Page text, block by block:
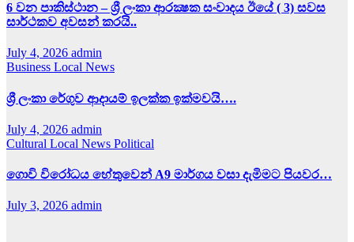
6 වන පාකිස්ථාන – ශ්‍රී ලංකා ආරක්‍ෂක සංවාදය ඊයේ ( 3) සවස
සාර්ථකව අවසන් කරයි..
July 4, 2026 admin
Business Local News
ශ්‍රී ලංකා රේගුව ආදායම් ඉලක්ක ඉක්මවයි….
July 4, 2026 admin
Cultural Local News Political
ගොවි විරෝධය හේතුවෙන් A9 මාර්ගය වසා දැමිමට පියවර…
July 3, 2026 admin